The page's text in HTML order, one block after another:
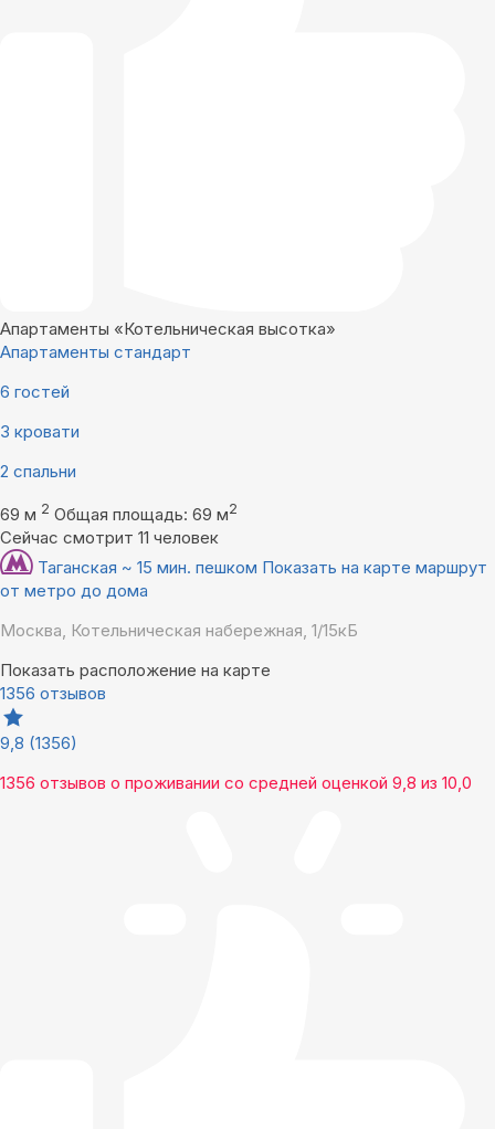
Апартаменты «Котельническая высотка»
Апартаменты стандарт
6 гостей
3 кровати
2 спальни
69 м 2 Общая площадь: 69 м2
Сейчас смотрит 11 человек
Таганская ~ 15 мин. пешком Показать на карте маршрут
от метро до дома
Москва, Котельническая набережная, 1/15кБ
Показать расположение на карте
1356 отзывов
9,8 (1356)
1356 отзывов о проживании со средней оценкой 9,8 из 10,0